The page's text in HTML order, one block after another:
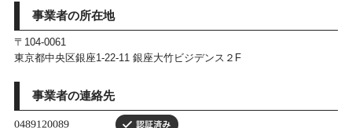
事業者の所在地
〒104-0061
東京都中央区銀座1-22-11 銀座大竹ビジデンス２F
事業者の連絡先